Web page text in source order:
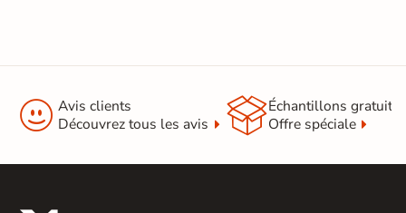
Pose sur plots
Carrelage sur plot effet pierre|
 Avis clients
Découvrez tous les avis
Échantillons gratuit
Offre spéciale